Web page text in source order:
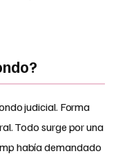
judicial. Forma
Todo surge por una
había demandado